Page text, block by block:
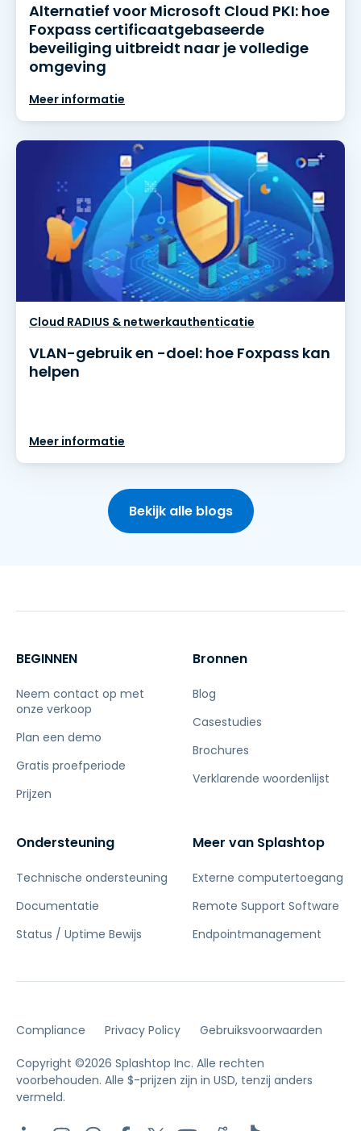
Alternatief voor Microsoft Cloud PKI: hoe
Foxpass certificaatgebaseerde
beveiliging uitbreidt naar je volledige
omgeving
Meer informatie
Cloud RADIUS & netwerkauthenticatie
VLAN-gebruik en -doel: hoe Foxpass kan
helpen
Meer informatie
Bekijk alle blogs
BEGINNEN
Neem contact op met
onze verkoop
Plan een demo
Gratis proefperiode
Prijzen
Bronnen
Blog
Casestudies
Brochures
Verklarende woordenlijst
Ondersteuning
Technische ondersteuning
Documentatie
Status / Uptime Bewijs
Meer van Splashtop
Externe computertoegang
Remote Support Software
Endpointmanagement
Compliance Privacy Policy Gebruiksvoorwaarden
Copyright ©2026 Splashtop Inc. Alle rechten
voorbehouden. Alle $-prijzen zijn in USD, tenzij anders
vermeld.